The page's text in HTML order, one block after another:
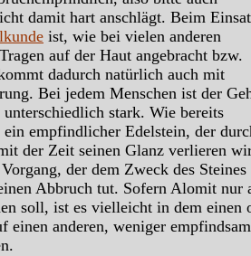
damit hart anschlägt. Beim
ist, wie bei vielen anderen
auf der Haut angebracht bzw.
dadurch natürlich auch mit
Bei jedem Menschen ist der
stark. Wie bereits
empfindlicher Edelstein, der
der Zeit seinen Glanz verlieren
der dem Zweck des
Abbruch tut. Sofern Alomit nur
soll, ist es vielleicht in dem einen
einen anderen, weniger